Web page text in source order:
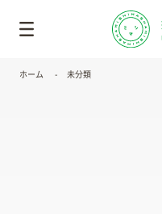
ホーム 未分類